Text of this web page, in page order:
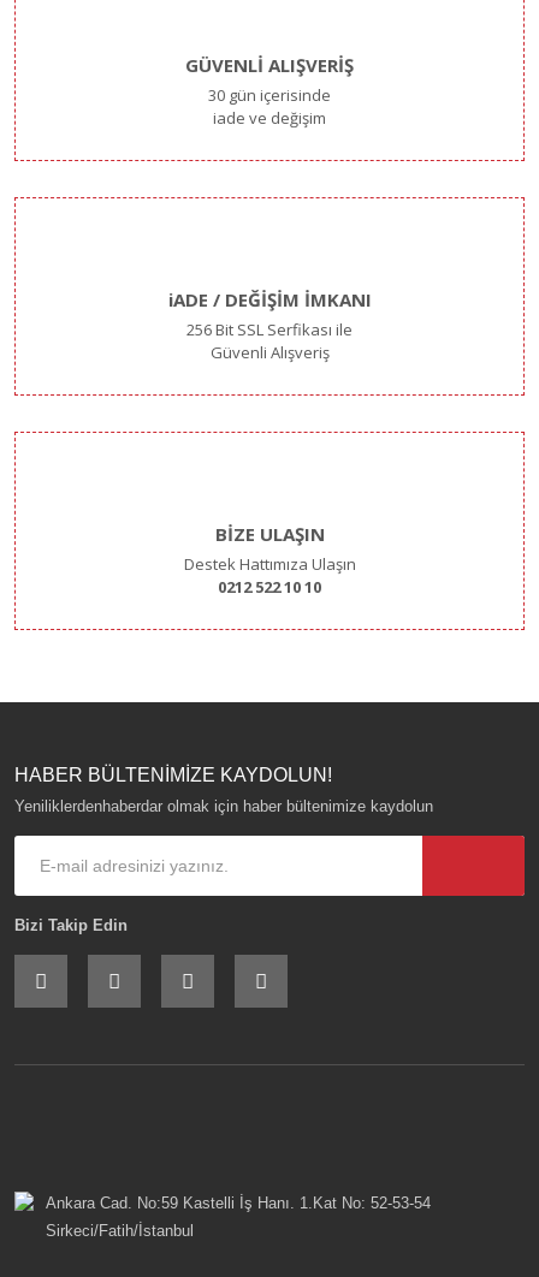
GÜVENLİ ALIŞVERİŞ
30 gün içerisinde
iade ve değişim
iADE / DEĞİŞİM İMKANI
256 Bit SSL Serfikası ile
Güvenli Alışveriş
BİZE ULAŞIN
Destek Hattımıza Ulaşın
0212 522 10 10
HABER BÜLTENİMİZE KAYDOLUN!
Yeniliklerdenhaberdar olmak için haber bültenimize kaydolun
Bizi Takip Edin
Ankara Cad. No:59 Kastelli İş Hanı. 1.Kat No: 52-53-54
Sirkeci/Fatih/İstanbul